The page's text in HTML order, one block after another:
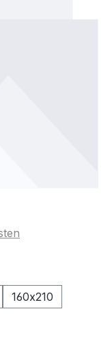
160x210